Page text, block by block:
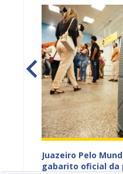
Juazeiro Pelo
gabarito oficial da